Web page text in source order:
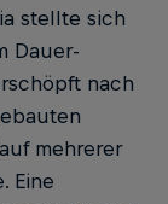
stellte sich
Dauer-
nach
mehrerer
Eine